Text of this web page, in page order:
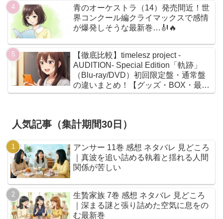
青のオーケストラ（14）発売間近！世
界コンクール編クライマックスで感情
が爆発しそうな最新巻…🎻🔥
【徹底比較】timelesz project -
AUDITION- Special Edition「軌跡」
（Blu-ray/DVD）初回限定盤・通常盤
の違いまとめ！【グッズ・BOX・最安
値】
人気記事（集計期間30日）
アンサー 11巻 感想 ネタバレ 見どころ
｜真波を追い詰める執着と揺れる人間
関係が苦しい
生贄家族 7巻 感想 ネタバレ 見どころ
｜深まる謎と張り詰めた空気に息をの
む最新巻